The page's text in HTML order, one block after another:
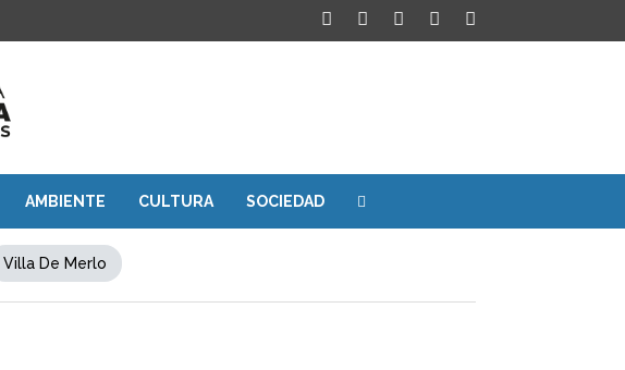
AMBIENTE CULTURA SOCIEDAD
Villa De Merlo